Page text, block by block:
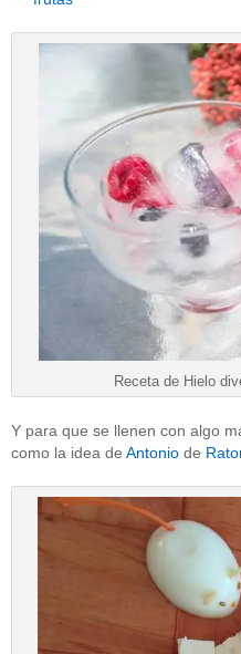
Receta de Hielo
Y para que se llenen con algo
como la idea de Antonio de